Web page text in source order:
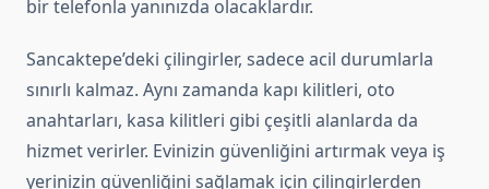
bir telefonla yanınızda olacaklardır.
Sancaktepe’deki çilingirler, sadece acil durumlarla
sınırlı kalmaz. Aynı zamanda kapı kilitleri, oto
anahtarları, kasa kilitleri gibi çeşitli alanlarda da
hizmet verirler. Evinizin güvenliğini artırmak veya iş
yerinizin güvenliğini sağlamak için çilingirlerden